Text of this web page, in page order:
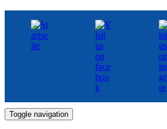
Toggle navigation